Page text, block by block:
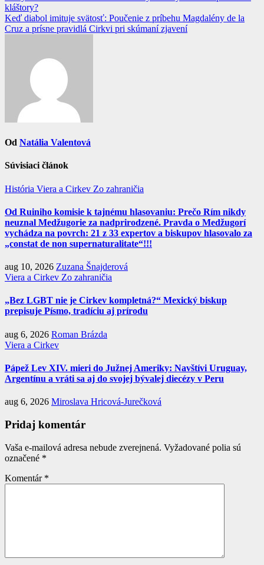
v
článku
kláštory?
Keď diabol imituje svätosť: Poučenie z príbehu Magdalény de la
Cruz a prísne pravidlá Cirkvi pri skúmaní zjavení
Od Natália Valentová
Súvisiaci článok
História Viera a Cirkev Zo zahraničia
Od Ruiniho komisie k tajnému hlasovaniu: Prečo Rím nikdy
neuznal Medžugorie za nadprirodzené. Pravda o Medžugorí
vychádza na povrch: 21 z 33 expertov a biskupov hlasovalo za
„constat de non supernaturalitate“!!!
aug 10, 2026 Zuzana Šnajderová
Viera a Cirkev Zo zahraničia
„Bez LGBT nie je Cirkev kompletná?“ Mexický biskup
prepisuje Písmo, tradíciu aj prírodu
aug 6, 2026 Roman Brázda
Viera a Cirkev
Pápež Lev XIV. mieri do Južnej Ameriky: Navštívi Uruguay,
Argentínu a vráti sa aj do svojej bývalej diecézy v Peru
aug 6, 2026 Miroslava Hricová-Jurečková
Pridaj komentár
Vaša e-mailová adresa nebude zverejnená. Vyžadované polia sú
označené *
Komentár *